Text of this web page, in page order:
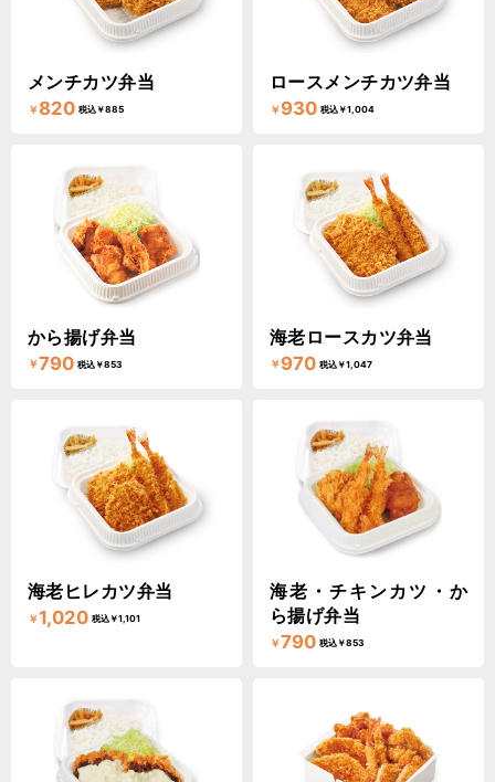
メンチカツ弁当
￥820 税込￥885
ロースメンチカツ弁当
￥ 930 税込￥1,004
から揚げ弁当
￥790 税込￥853
海老ロースカツ弁当
￥ 970 税込￥1,047
海老ヒレカツ弁当
￥1,020 税込￥1,101
海老・チキンカツ・か
ら揚げ弁当
￥790 税込￥853